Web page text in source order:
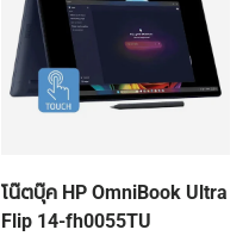
โน๊ตบุ๊ค HP OmniBook Ultra
Flip 14-fh0055TU